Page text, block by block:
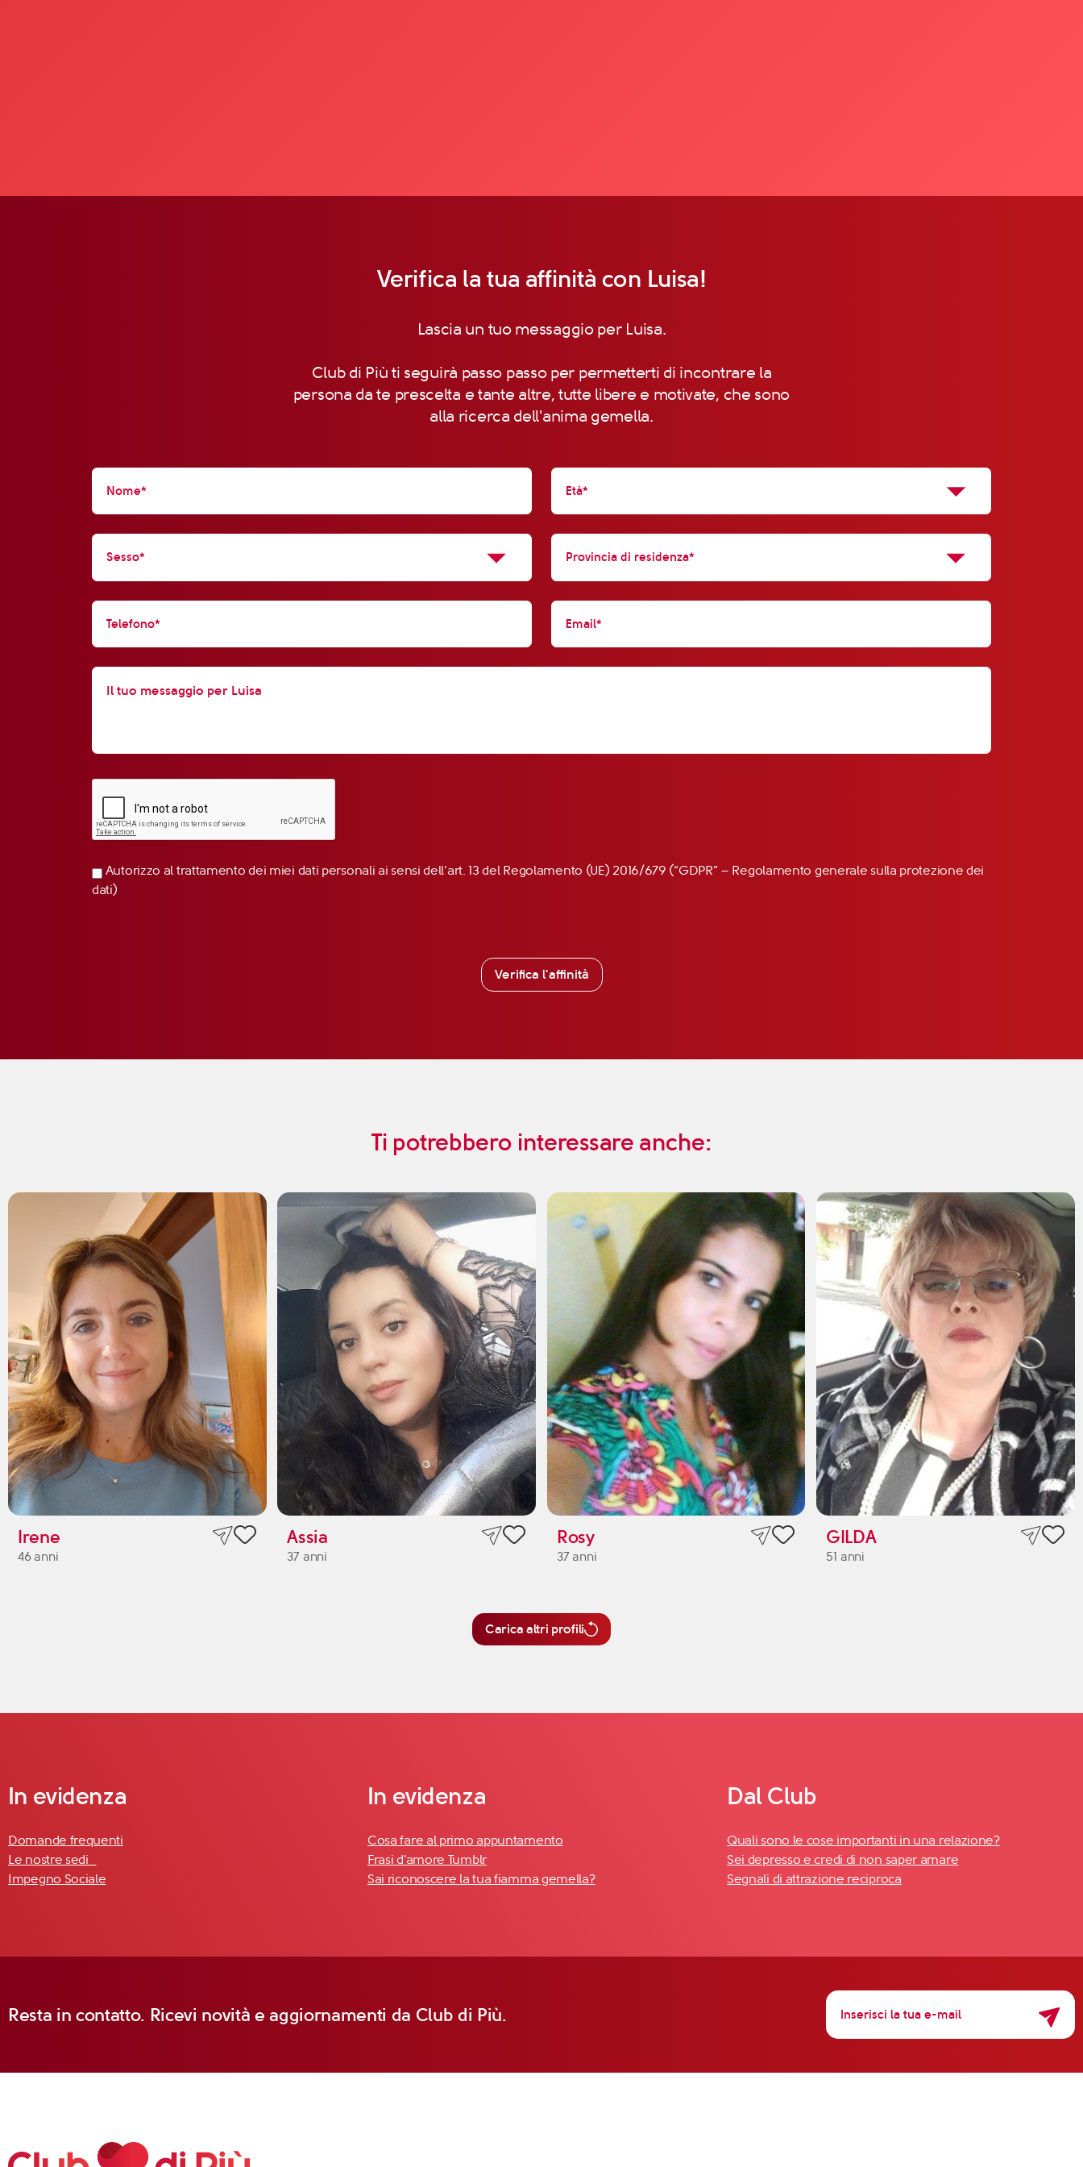
Verifica la tua affinità con Luisa!
Lascia un tuo messaggio per Luisa.
Club di Più ti seguirà passo passo per permetterti di incontrare la
persona da te prescelta e tante altre, tutte libere e motivate, che sono
alla ricerca dell'anima gemella.
Autorizzo al trattamento dei miei dati personali ai sensi dell’art. 13 del Regolamento (UE) 2016/679 (“GDPR” – Regolamento generale sulla protezione dei
dati)
Verifica l'affinità
Ti potrebbero interessare anche:
Irene
46 anni
Assia
37 anni
Rosy
37 anni
GILDA
51 anni
Carica altri profili
In evidenza
Domande frequenti
Le nostre sedi
Impegno Sociale
In evidenza
Cosa fare al primo appuntamento
Frasi d'amore Tumblr
Sai riconoscere la tua fiamma gemella?
Dal Club
Quali sono le cose importanti in una relazione?
Sei depresso e credi di non saper amare
Segnali di attrazione reciproca
Resta in contatto. Ricevi novità e aggiornamenti da Club di Più.